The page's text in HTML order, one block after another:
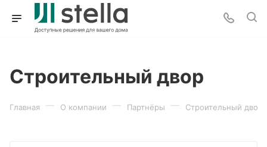
Строительный двор
Главная — О компании — Партнёры — Строительный двор